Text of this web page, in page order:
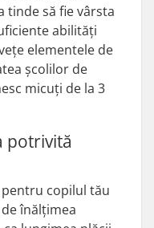
tinde să fie vârsta
abilități
elementele de
școlilor de
micuți de la 3
potrivită
copilul tău
înălțimea